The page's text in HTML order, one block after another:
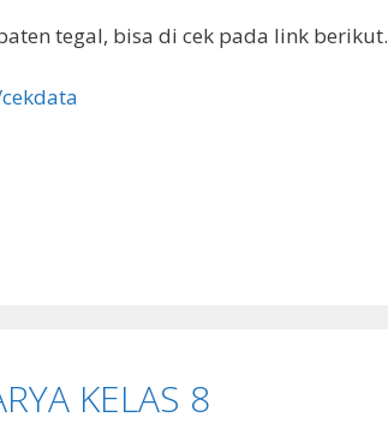
tegal, bisa di cek pada link berikut.
KELAS 8